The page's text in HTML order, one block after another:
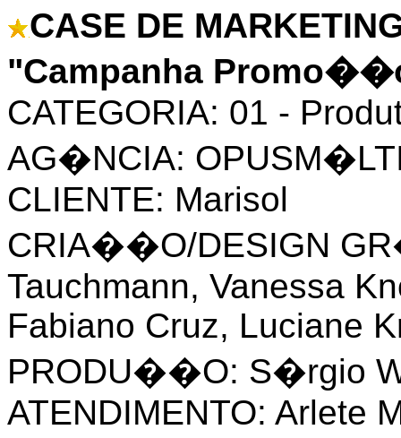
CASE DE
"Campanha
CATEGORIA: 01 -
AG�NCIA:
CLIENTE: Marisol
CRIA��O/DESIGN
Tauchmann, Vanessa
Fabiano Cruz, Luciane
PRODU��O: S�rgio
ATENDIMENTO: Arlete